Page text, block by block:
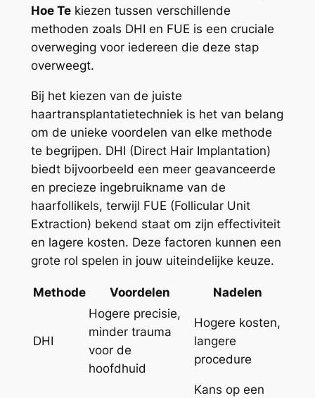
Hoe Tekiezen tussen verschillende
methoden zoals DHI en FUE is een cruciale
overweging voor iedereen die deze stap
overweegt.
Bij het kiezen van de juiste
haartransplantatietechniek is het van belang
om de unieke voordelen van elke methode
te begrijpen. DHI (Direct Hair Implantation)
biedt bijvoorbeeld een meer geavanceerde
en precieze ingebruikname van de
haarfollikels, terwijl FUE (Follicular Unit
Extraction) bekend staat om zijn effectiviteit
en lagere kosten. Deze factoren kunnen een
grote rol spelen in jouw uiteindelijke keuze.
Methode Voordelen Nadelen
DHI
Hogere precisie,
minder trauma
voor de
hoofdhuid
Hogere kosten,
langere
procedure
Kans op een